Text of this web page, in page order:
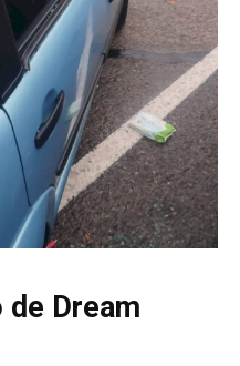
Dream